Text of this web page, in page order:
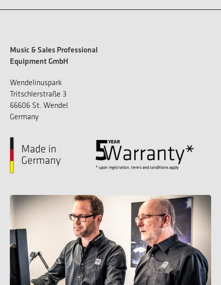
Music & Sales Professional
Equipment GmbH
Wendelinuspark
Tritschlerstraße 3
66606 St. Wendel
Germany